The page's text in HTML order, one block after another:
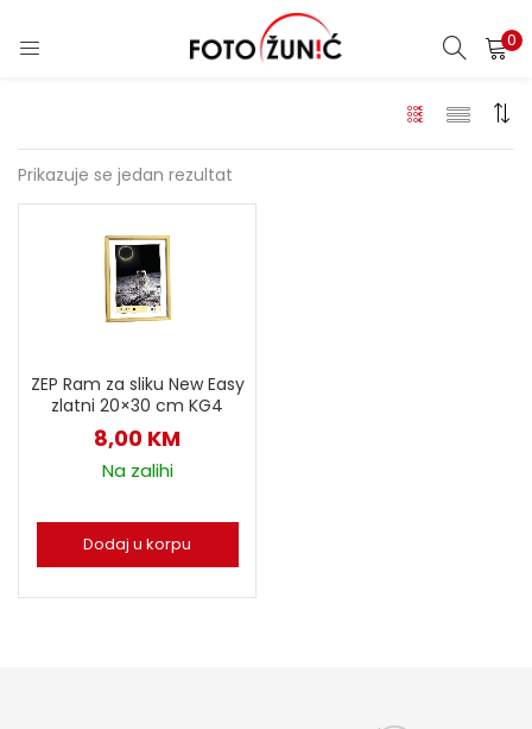
0
Prikazuje se jedan rezultat
ZEP Ram za sliku New Easy
zlatni 20×30 cm KG4
8,00 KM
Na zalihi
Dodaj u korpu